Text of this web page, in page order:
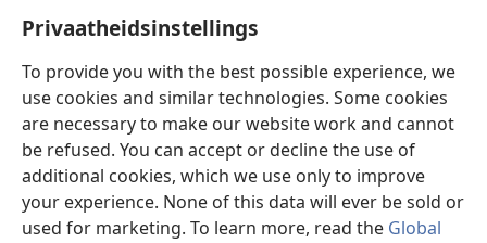
Privaatheidsinstellings
To provide you with the best possible experience, we
use cookies and similar technologies. Some cookies
are necessary to make our website work and cannot
be refused. You can accept or decline the use of
additional cookies, which we use only to improve
your experience. None of this data will ever be sold or
used for marketing. To learn more, read the Global
oop)
Wagtoring – AANLYN BIBLIOTEEK
(maak
venster
oop)
JW Hub
(maak
nuwe
venster
oop)
JW Library
Watchtower Library